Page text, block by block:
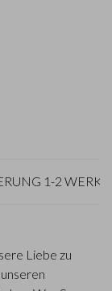
1-2 WERKTAGE
Liebe zu